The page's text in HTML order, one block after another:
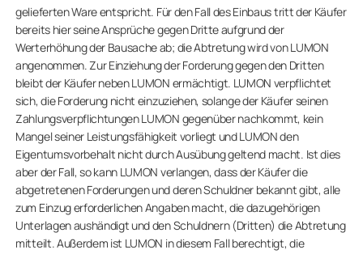
gelieferten Ware entspricht. Für den Fall des Einbaus tritt der Käufer
bereits hier seine Ansprüche gegen Dritte aufgrund der
Werterhöhung der Bausache ab; die Abtretung wird von LUMON
angenommen. Zur Einziehung der Forderung gegen den Dritten
bleibt der Käufer neben LUMON ermächtigt. LUMON verpflichtet
sich, die Forderung nicht einzuziehen, solange der Käufer seinen
Zahlungsverpflichtungen LUMON gegenüber nachkommt, kein
Mangel seiner Leistungsfähigkeit vorliegt und LUMON den
Eigentumsvorbehalt nicht durch Ausübung geltend macht. Ist dies
aber der Fall, so kann LUMON verlangen, dass der Käufer die
abgetretenen Forderungen und deren Schuldner bekannt gibt, alle
zum Einzug erforderlichen Angaben macht, die dazugehörigen
Unterlagen aushändigt und den Schuldnern (Dritten) die Abtretung
mitteilt. Außerdem ist LUMON in diesem Fall berechtigt, die